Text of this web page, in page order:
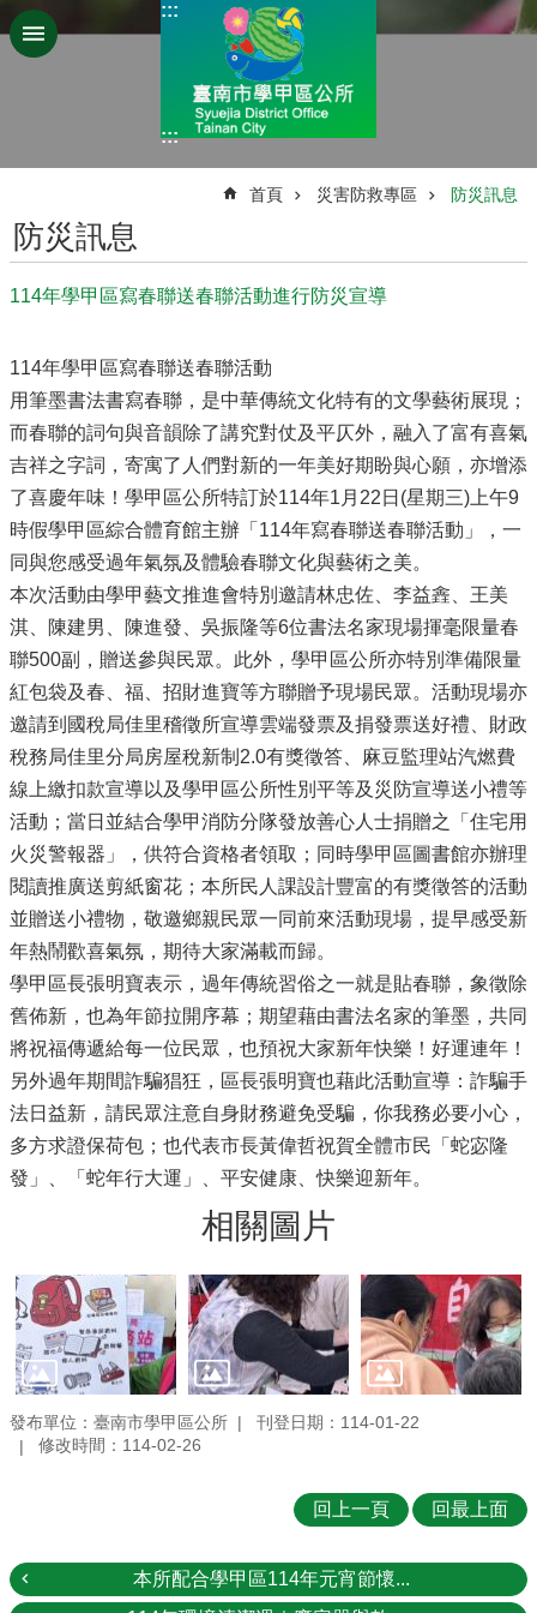
跳到主要內容區塊
:::
:::
首頁 災害防救專區 防災訊息
防災訊息
114年學甲區寫春聯送春聯活動進行防災宣導
114年學甲區寫春聯送春聯活動
用筆墨書法書寫春聯，是中華傳統文化特有的文學藝術展現；
而春聯的詞句與音韻除了講究對仗及平仄外，融入了富有喜氣
吉祥之字詞，寄寓了人們對新的一年美好期盼與心願，亦增添
了喜慶年味！學甲區公所特訂於114年1月22日(星期三)上午9
時假學甲區綜合體育館主辦「114年寫春聯送春聯活動」，一
同與您感受過年氣氛及體驗春聯文化與藝術之美。
本次活動由學甲藝文推進會特別邀請林忠佐、李益錱、王美
淇、陳建男、陳進發、吳振隆等6位書法名家現場揮毫限量春
聯500副，贈送參與民眾。此外，學甲區公所亦特別準備限量
紅包袋及春、福、招財進寶等方聯贈予現場民眾。活動現場亦
邀請到國稅局佳里稽徵所宣導雲端發票及捐發票送好禮、財政
稅務局佳里分局房屋稅新制2.0有獎徵答、麻豆監理站汽燃費
線上繳扣款宣導以及學甲區公所性別平等及災防宣導送小禮等
活動；當日並結合學甲消防分隊發放善心人士捐贈之「住宅用
火災警報器」，供符合資格者領取；同時學甲區圖書館亦辦理
閱讀推廣送剪紙窗花；本所民人課設計豐富的有獎徵答的活動
並贈送小禮物，敬邀鄉親民眾一同前來活動現場，提早感受新
年熱鬧歡喜氣氛，期待大家滿載而歸。
學甲區長張明寶表示，過年傳統習俗之一就是貼春聯，象徵除
舊佈新，也為年節拉開序幕；期望藉由書法名家的筆墨，共同
將祝福傳遞給每一位民眾，也預祝大家新年快樂！好運連年！
另外過年期間詐騙猖狂，區長張明寶也藉此活動宣導：詐騙手
法日益新，請民眾注意自身財務避免受騙，你我務必要小心，
多方求證保荷包；也代表市長黃偉哲祝賀全體市民「蛇宓隆
發」、「蛇年行大運」、平安健康、快樂迎新年。
相關圖片
發布單位：臺南市學甲區公所
刊登日期：114-01-22
修改時間：114-02-26
回上一頁 回最上面
本所配合學甲區114年元宵節懷...